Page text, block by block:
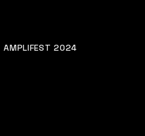
AMPLIFEST 2024